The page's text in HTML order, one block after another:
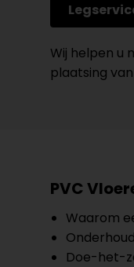
Wij helpen u
plaatsing
PVC
Waarom
Doe-het-